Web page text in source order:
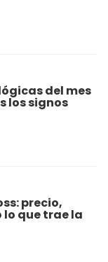
del mes
los signos
precio,
que trae la